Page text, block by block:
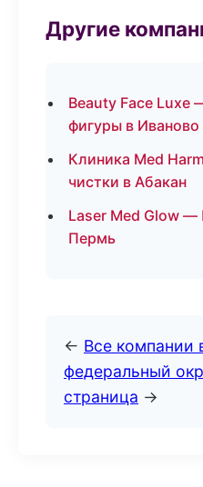
Другие
Beauty Face Luxe
фигуры в Иваново
Клиника Med
чистки в Абакан
Laser Med Glow —
Пермь
← Все
федеральный
страница →